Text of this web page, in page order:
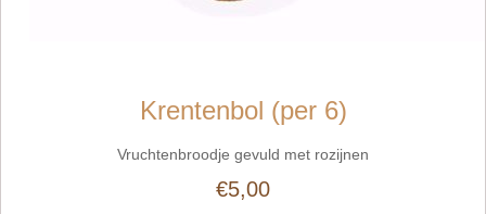
Krentenbol (per 6)
Vruchtenbroodje gevuld met rozijnen
€5,00